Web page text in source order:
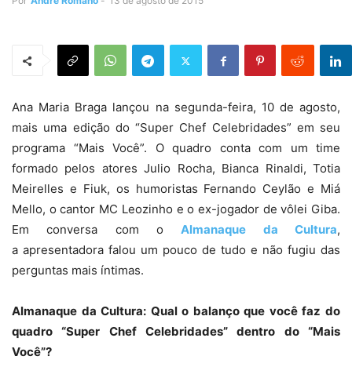
Ana Maria Braga lançou na segunda-feira, 10 de agosto,
mais uma edição do “Super Chef Celebridades” em seu
programa “Mais Você”. O quadro conta com um time
formado pelos atores Julio Rocha, Bianca Rinaldi, Totia
Meirelles e Fiuk, os humoristas Fernando Ceylão e Miá
Mello, o cantor MC Leozinho e o ex-jogador de vôlei Giba.
Em conversa com oAlmanaque da Cultura,
a apresentadora falou um pouco de tudo e não fugiu das
perguntas mais íntimas.
Almanaque da Cultura: Qual o balanço que você faz do
quadro “Super Chef Celebridades” dentro do “Mais
Você”?